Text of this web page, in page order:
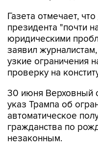
Газета отмечает,
президента "почти
юридическими
заявил
узкие ограничения
проверку на
30 июня Верховный
указ Трампа об
автоматическое
гражданства по
незаконным.